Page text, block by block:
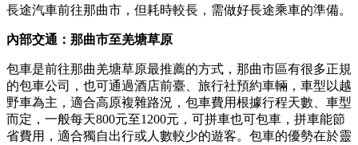
長途汽車前往那曲市，但耗時較長，需做好長途乘車的準備。
內部交通：那曲市至羌塘草原
包車是前往那曲羌塘草原最推薦的方式，那曲市區有很多正規
的包車公司，也可通過酒店前臺、旅行社預約車輛，車型以越
野車為主，適合高原複雜路況，包車費用根據行程天數、車型
而定，一般每天800元至1200元，可拼車也可包車，拼車能節
省費用，適合獨自出行或人數較少的遊客。包車的優勢在於靈